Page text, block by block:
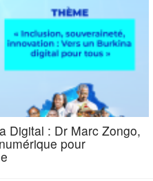
Digital : Dr Marc Zongo,
pour